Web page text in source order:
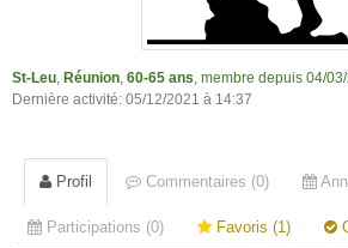
St-Leu Réunion 60-65 ans , membre depuis 04/
Dernière activité: 05/12/2021 à 14:37
Profil Commentaires (0)
Participations (0) Favoris (1)